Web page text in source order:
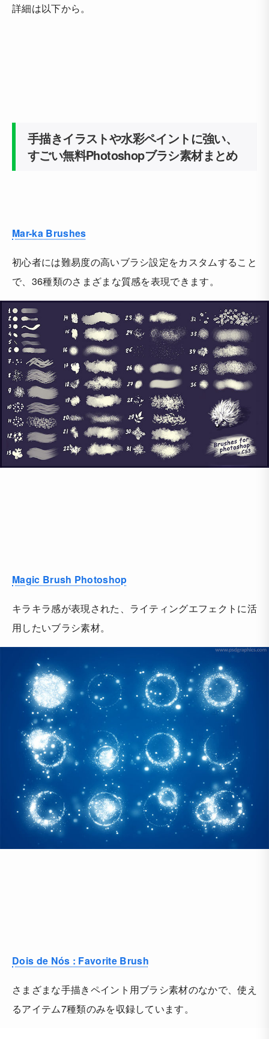
詳細は以下から。
手描きイラストや水彩ペイントに強い、
すごい無料Photoshopブラシ素材まとめ
Mar-ka Brushes
初心者には難易度の高いブラシ設定をカスタムすること
で、36種類のさまざまな質感を表現できます。
Magic Brush Photoshop
キラキラ感が表現された、ライティングエフェクトに活
用したいブラシ素材。
Dois de Nós : Favorite Brush
さまざまな手描きペイント用ブラシ素材のなかで、使え
るアイテム7種類のみを収録しています。